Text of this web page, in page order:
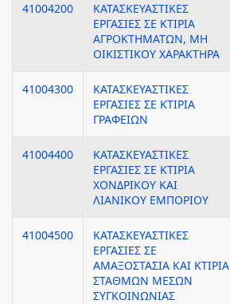
41004200
ΚΑΤΑΣΚΕΥΑΣΤΙΚΕΣ
ΕΡΓΑΣΙΕΣ ΣΕ ΚΤΙΡΙΑ
ΑΓΡΟΚΤΗΜΑΤΩΝ, ΜΗ
ΟΙΚΙΣΤΙΚΟΥ ΧΑΡΑΚΤΗΡΑ
41004300
ΚΑΤΑΣΚΕΥΑΣΤΙΚΕΣ
ΕΡΓΑΣΙΕΣ ΣΕ ΚΤΙΡΙΑ
ΓΡΑΦΕΙΩΝ
41004400
ΚΑΤΑΣΚΕΥΑΣΤΙΚΕΣ
ΕΡΓΑΣΙΕΣ ΣΕ ΚΤΙΡΙΑ
ΧΟΝΔΡΙΚΟΥ ΚΑΙ
ΛΙΑΝΙΚΟΥ ΕΜΠΟΡΙΟΥ
41004500
ΚΑΤΑΣΚΕΥΑΣΤΙΚΕΣ
ΕΡΓΑΣΙΕΣ ΣΕ
ΑΜΑΞΟΣΤΑΣΙΑ ΚΑΙ ΚΤΙΡΙΑ
ΣΤΑΘΜΩΝ ΜΕΣΩΝ
ΣΥΓΚΟΙΝΩΝΙΑΣ